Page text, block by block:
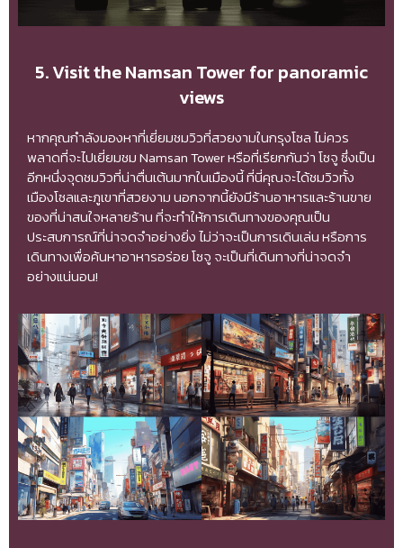
5. Visit the Namsan Tower for panoramic
views
หากคุณกำลังมองหาที่เยี่ยมชมวิวที่สวยงามในกรุงโซล ไม่ควร
พลาดที่จะไปเยี่ยมชม Namsan Tower หรือที่เรียกกันว่า โซจู ซึ่งเป็น
อีกหนึ่งจุดชมวิวที่น่าตื่นเต้นมากในเมืองนี้ ที่นี่คุณจะได้ชมวิวทั้ง
เมืองโซลและภูเขาที่สวยงาม นอกจากนี้ยังมีร้านอาหารและร้านขาย
ของที่น่าสนใจหลายร้าน ที่จะทำให้การเดินทางของคุณเป็น
ประสบการณ์ที่น่าจดจำอย่างยิ่ง ไม่ว่าจะเป็นการเดินเล่น หรือการ
เดินทางเพื่อค้นหาอาหารอร่อย โซจู จะเป็นที่เดินทางที่น่าจดจำ
อย่างแน่นอน!